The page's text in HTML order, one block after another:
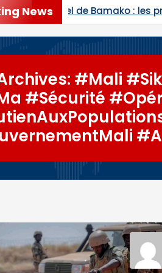
News
de Ben le Cerveau, du
#Mali
#Sécurité